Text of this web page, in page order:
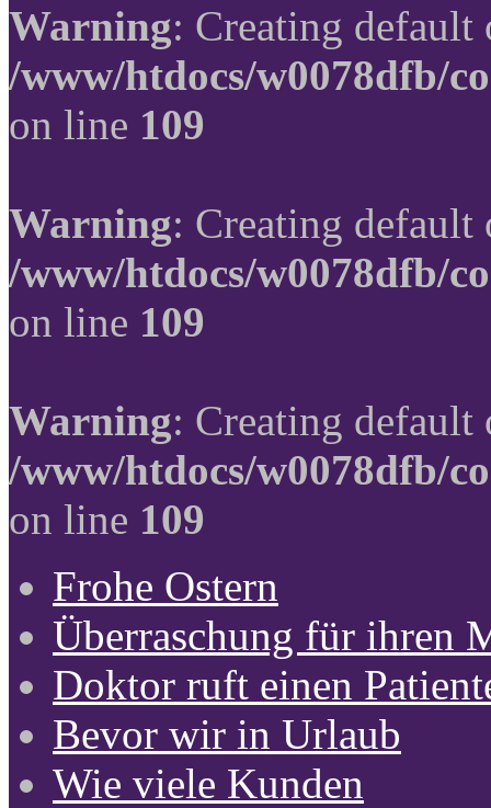
Warning: Creating
/www/htdocs/w0078dfb/
on line 109
Warning: Creating
/www/htdocs/w0078dfb/
on line 109
Warning: Creating
/www/htdocs/w0078dfb/
on line 109
Frohe Ostern
Überraschung für ihren
Doktor ruft einen
Bevor wir in Urlaub
Wie viele Kunden